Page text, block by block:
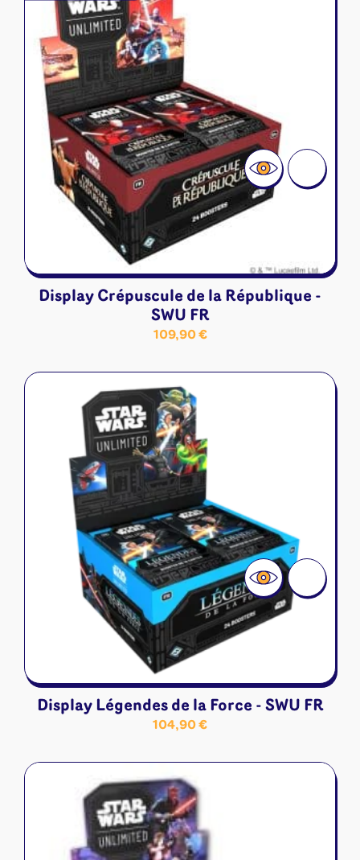
Display Crépuscule de la République -
SWU FR
109,90€
Display Légendes de la Force - SWU FR
104,90€